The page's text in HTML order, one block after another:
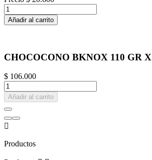
Añadir al carrito
CHOCOCONO BKNOX 110 GR X
$ 106.000
Añadir al carrito

Productos